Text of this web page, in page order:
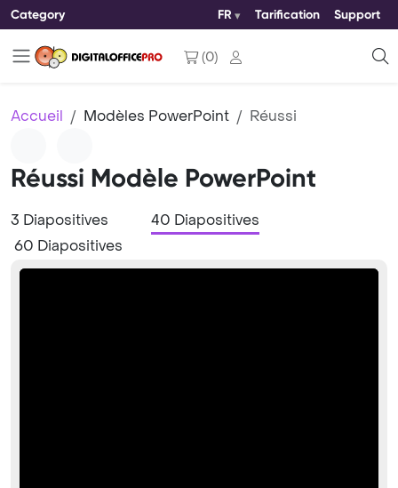
Category FR Tarification Support
(0)
Accueil Modèles PowerPoint Réussi
Réussi Modèle PowerPoint
3 Diapositives
40 Diapositives
60 Diapositives